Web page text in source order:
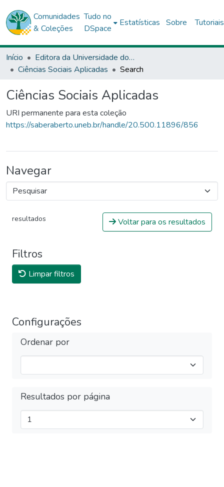
Comunidades
& Coleções
Tudo no
DSpace
Estatísticas Sobre Tutoriais
Início
Editora da Universidade do Estado da Bahia - EDUNEB
Ciências Sociais Aplicadas
Search
Ciências Sociais Aplicadas
URI permanente para esta coleção
https://saberaberto.uneb.br/handle/20.500.11896/856
Navegar
resultados Voltar para os resultados
Filtros
Limpar filtros
Configurações
Ordenar por
Resultados por página